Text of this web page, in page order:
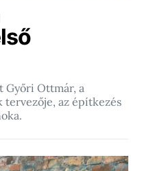
Győri Ottmár, a
az építkezés